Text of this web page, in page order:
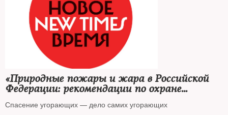
«Природные пожары и жара в Российской
Федерации: рекомендации по охране
здоровья»
Спасение угорающих — дело самих угорающих